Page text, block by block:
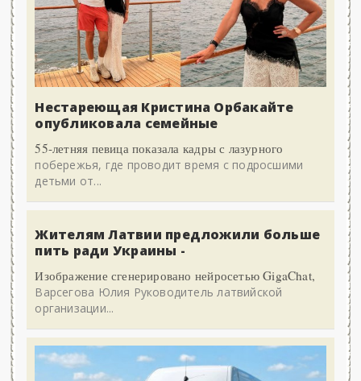
Нестареющая Кристина Орбакайте
опубликовала семейные
55-летняя певица показала кадры с лазурного
побережья, где проводит время с подросшими
детьми от...
Жителям Латвии предложили больше
пить ради Украины -
Изображение сгенерировано нейросетью GigaChat,
Варсегова Юлия Руководитель латвийской
организации...